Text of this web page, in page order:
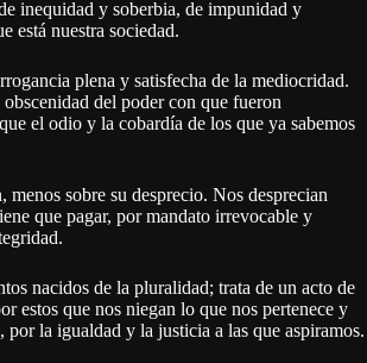
inequidad y soberbia, de impunidad y
está nuestra sociedad.
plena y satisfecha de la mediocridad.
del poder con que fueron
el odio y la cobardía de los que ya sabemos
sobre su desprecio. Nos desprecian
que pagar, por mandato irrevocable y
nacidos de la pluralidad; trata de un acto de
estos que nos niegan lo que nos pertenece y
la igualdad y la justicia a las que aspiramos.